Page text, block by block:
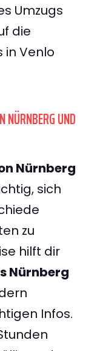
Umzugs
die
in Venlo
NÜRNBERG UND
Nürnberg
sich
zu
hilft dir
Nürnberg
Infos.